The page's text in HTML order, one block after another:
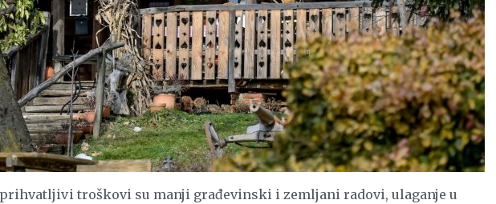
troškovi su manji građevinski i zemljani radovi, ulaganje u